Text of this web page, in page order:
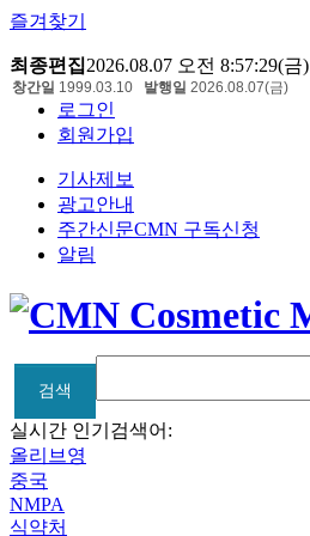
즐겨찾기
최종편집2026.08.07 오전 8:57:29(금)
로그인
회원가입
기사제보
광고안내
주간신문CMN 구독신청
알림
창간일 1999.03.10 발행일 2026.08.07(금)
검색
검색
실시간 인기검색어:
올리브영
중국
NMPA
식약처